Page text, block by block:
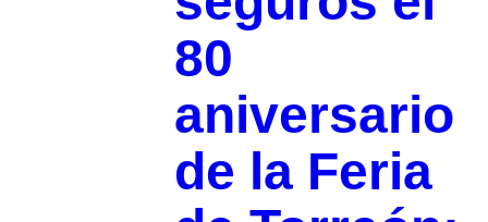
80
aniversario
de la Feria